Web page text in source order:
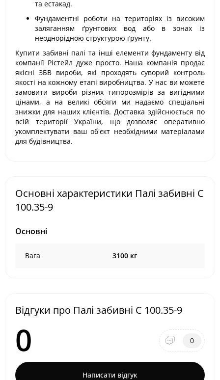
та естакад.
Фундаментні роботи на територіях із високим
заляганням ґрунтових вод або в зонах із
неоднорідною структурою ґрунту.
Купити забивні палі та інші елементи фундаменту від
компанії Рістейл дуже просто. Наша компанія продає
якісні ЗБВ вироби, які проходять суворий контроль
якості на кожному етапі виробництва. У нас ви можете
замовити вироби різних типорозмірів за вигідними
цінами, а на великі обсяги ми надаємо спеціальні
знижки для наших клієнтів. Доставка здійснюється по
всій території України, що дозволяє оперативно
укомплектувати ваш об'єкт необхідними матеріалами
для будівництва.
Основні характеристики Палі забивні С
100.35-9
Основні
Вага 3100 кг
Відгуки про Палі забивні С 100.35-9
0 0
Написати відгук